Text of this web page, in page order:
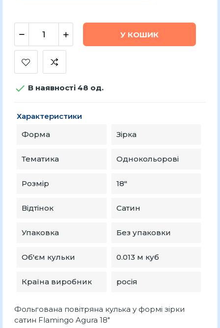
У КОШИК
 В наявності 48 од.
Характеристики
Форма
Зірка
Тематика Однокольорові
Розмір 18″
Відтінок Сатин
Упаковка Без упаковки
Об'єм кульки 0.013 м куб
Країна виробник росія
Фольгована повітряна кулька у формі зірки
сатин Flamingo Agura 18"